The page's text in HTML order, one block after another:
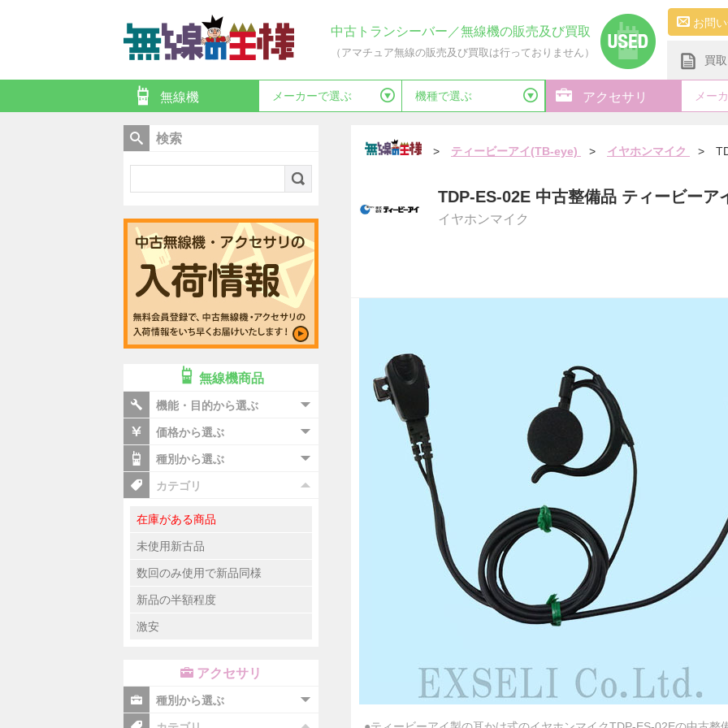
中古トランシーバー／無線機の販売及び買取
（アマチュア無線の販売及び買取は行っておりません）
お問
買
無線機 メーカーで選ぶ 機種で選ぶ アクセサリ メー
> ティービーアイ(TB-eye) > イヤホンマイク >
TDP-ES-02E 中古整備品 ティービーア
イヤホンマイク
検索
無線機商品
機能・目的から選ぶ
価格から選ぶ
種別から選ぶ
カテゴリ
在庫がある商品
未使用新古品
数回のみ使用で新品同様
新品の半額程度
激安
アクセサリ
種別から選ぶ